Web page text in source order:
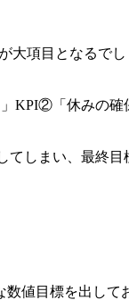
大項目となるで
KPI②「休みの
しまい、最終目
値目標を出して